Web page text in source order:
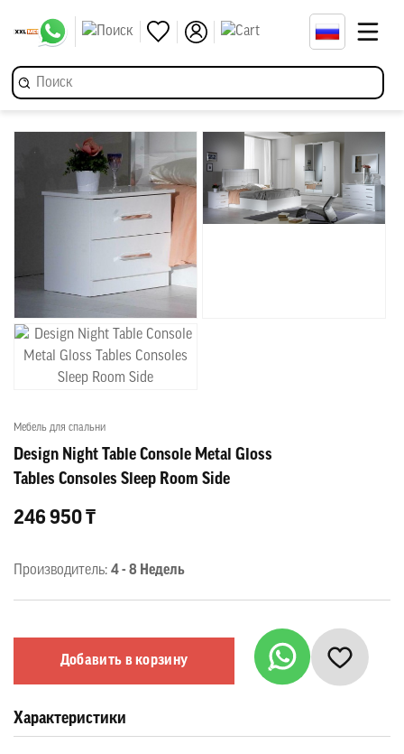
Мебель для спальни
Design Night Table Console Metal Gloss
Tables Consoles Sleep Room Side
246 950 ₸
Производитель: 4 - 8 Недель
Добавить в корзину
Характеристики